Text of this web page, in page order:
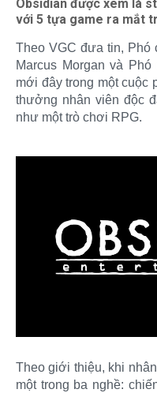
Obsidian được xem là
với 5 tựa game ra mắt
Theo VGC đưa tin, Phó
Marcus Morgan và
mới đây trong một cuộc
thưởng nhân viên độc
như một trò chơi RPG.
Theo giới thiệu, khi
một trong ba nghề: